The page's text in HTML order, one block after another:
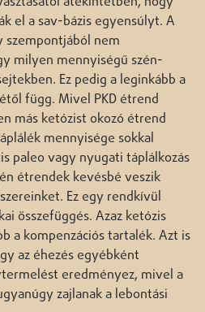
el a sav-bázis egyensúlyt. A
szempontjából nem
milyen mennyiségű szén-
Ez pedig a leginkább a
függ. Mivel PKD étrend
más ketózist okozó étrend
mennyisége sokkal
paleo vagy nyugati táplálkozás
étrendek kevésbé veszik
Ez egy rendkívül
összefüggés. Azaz ketózis
a kompenzációs tartalék. Azt is
az éhezés egyébként
eredményez, mivel a
zajlanak a lebontási